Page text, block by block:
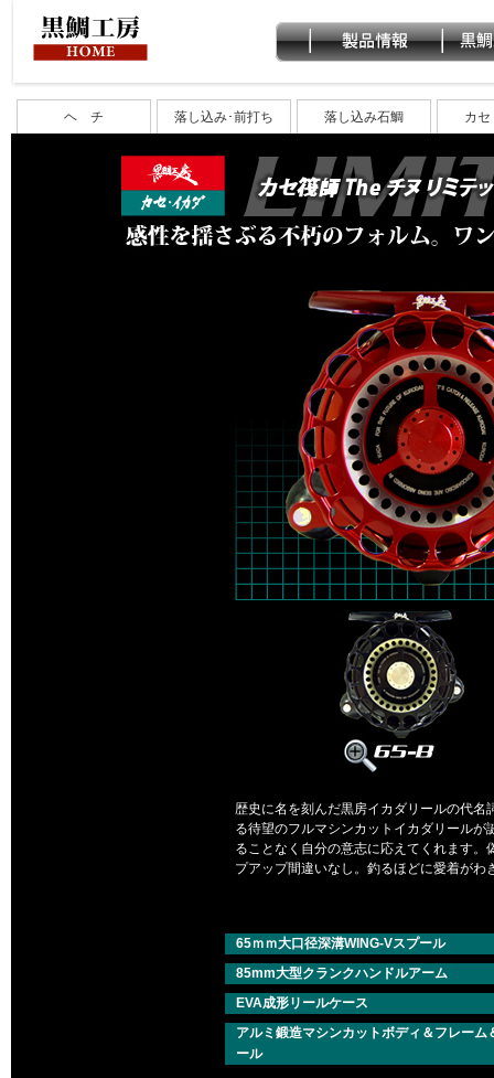
ヘ チ 落し込み･前打ち 落し込み石鯛 カ
歴史に名を刻んだ黒房イカダリールの代
る待望のフルマシンカットイカダリール
ることなく自分の意志に応えてくれます
プアップ間違いなし。釣るほどに愛着が
65ｍｍ大口径深溝WING-Vスプール
85mm大型クランクハンドルアーム
EVA成形リールケース
アルミ鍛造マシンカットボディ＆フレーム
ール